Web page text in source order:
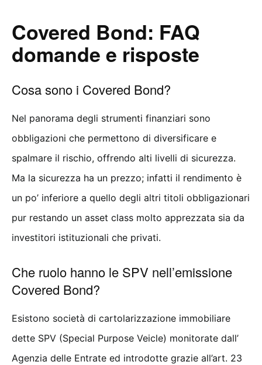
Covered Bond: FAQ
domande e risposte
Cosa sono i Covered Bond?
Nel panorama degli strumenti finanziari sono
obbligazioni che permettono di diversificare e
spalmare il rischio, offrendo alti livelli di sicurezza.
Ma la sicurezza ha un prezzo; infatti il rendimento è
un po’ inferiore a quello degli altri titoli obbligazionari
pur restando un asset class molto apprezzata sia da
investitori istituzionali che privati.
Che ruolo hanno le SPV nell’emissione
Covered Bond?
Esistono società di cartolarizzazione immobiliare
dette SPV (Special Purpose Veicle) monitorate dall’
Agenzia delle Entrate ed introdotte grazie all’art. 23